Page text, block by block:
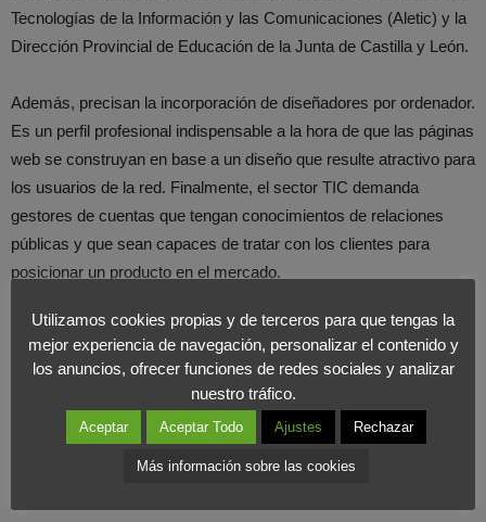
Tecnologías de la Información y las Comunicaciones (Aletic) y la
Dirección Provincial de Educación de la Junta de Castilla y León.
Además, precisan la incorporación de diseñadores por ordenador.
Es un perfil profesional indispensable a la hora de que las páginas
web se construyan en base a un diseño que resulte atractivo para
los usuarios de la red. Finalmente, el sector TIC demanda
gestores de cuentas que tengan conocimientos de relaciones
públicas y que sean capaces de tratar con los clientes para
posicionar un producto en el mercado.
Desde elForo Internacional de Marketing apostamos
firmemente para potenciar a los profesionales del Marketingy
community manager, imprescindibles en cualquier empresa para
alcanzar una exitosa imagen de marca.
Utilizamos cookies propias y de terceros para que tengas la
mejor experiencia de navegación, personalizar el contenido y
los anuncios, ofrecer funciones de redes sociales y analizar
nuestro tráfico.
Aceptar Aceptar Todo Ajustes Rechazar
Más información sobre las cookies